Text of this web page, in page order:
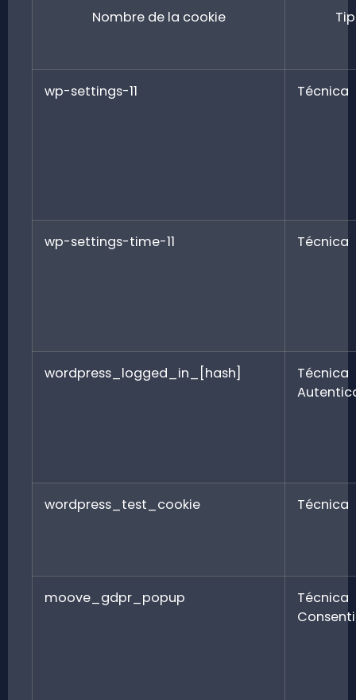
Nombre de la cookie
wp-settings-11 Técnica
wp-settings-time-11 Técnica
wordpress_logged_in_[hash]
wordpress_test_cookie Técnica
moove_gdpr_popup